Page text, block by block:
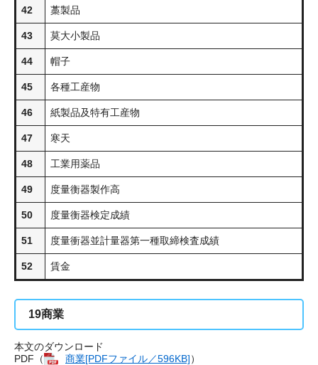
42 藁製品
43 莫大小製品
44 帽子
45 各種工産物
46 紙製品及特有工産物
47 寒天
48 工業用薬品
49 度量衡器製作高
50 度量衡器検定成績
51 度量衝器並計量器第一種取締検査成績
52 賃金
19商業
本文のダウンロード
PDF（
商業[PDFファイル／596KB]）